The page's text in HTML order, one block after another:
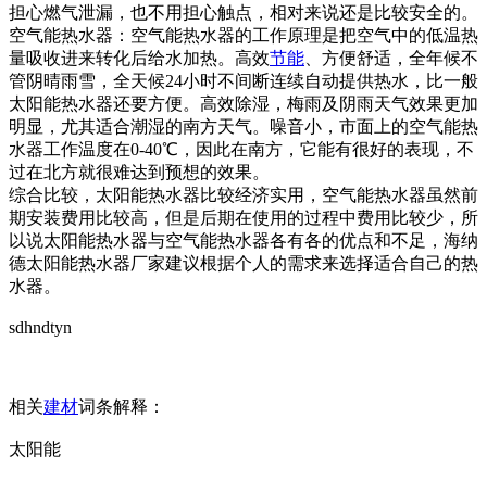
担心燃气泄漏，也不用担心触点，相对来说还是比较安全的。
空气能热水器：空气能热水器的工作原理是把空气中的低温热
量吸收进来转化后给水加热。高效节能 、方便舒适，全年候不
管阴晴雨雪，全天候24小时不间断连续自动提供热水，比一般
太阳能热水器还要方便。高效除湿，梅雨及阴雨天气效果更加
明显，尤其适合潮湿的南方天气。噪音小，市面上的空气能热
水器工作温度在0-40℃，因此在南方，它能有很好的表现，不
过在北方就很难达到预想的效果。
综合比较，太阳能热水器比较经济实用，空气能热水器虽然前
期安装费用比较高，但是后期在使用的过程中费用比较少，所
以说太阳能热水器与空气能热水器各有各的优点和不足，海纳
德太阳能热水器厂家建议根据个人的需求来选择适合自己的热
水器。
sdhndtyn
相关建材词条解释：
太阳能